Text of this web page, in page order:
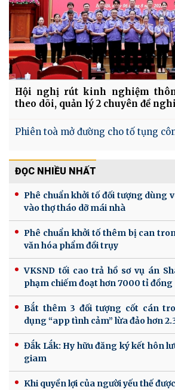
Hội nghị rút kinh nghiệm
theo dõi, quản lý 2 chuyên đề
Phiên toà mở đường cho tố tụng
ĐỌC NHIỀU NHẤT
Phê chuẩn khởi tố đối tượng dùng
vào thợ tháo dỡ mái nhà
Phê chuẩn khởi tố thêm bị can
văn hóa phẩm đồi trụy
VKSND tối cao trả hồ sơ vụ án
phạm chiếm đoạt hơn 7000 tỉ đồng
Bắt thêm 3 đối tượng cốt cán
dụng “app tình cảm” lừa đảo hơn
Đắk Lắk: Hy hữu đăng ký kết hôn
giam
Khi quyền lợi của người yếu thế